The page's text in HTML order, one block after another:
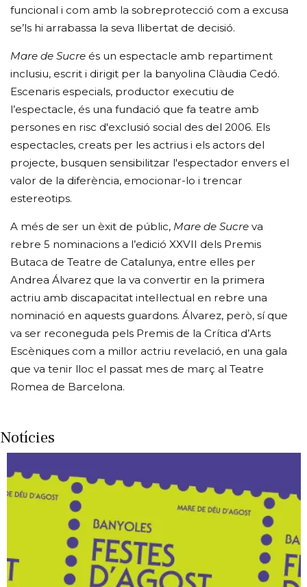
funcional i com amb la sobreprotecció com a excusa
se’ls hi arrabassa la seva llibertat de decisió.
Mare de Sucre és un espectacle amb repartiment
inclusiu, escrit i dirigit per la banyolina Clàudia Cedó.
Escenaris especials, productor executiu de
l’espectacle, és una fundació que fa teatre amb
persones en risc d'exclusió social des del 2006. Els
espectacles, creats per les actrius i els actors del
projecte, busquen sensibilitzar l'espectador envers el
valor de la diferència, emocionar-lo i trencar
estereotips.
A més de ser un èxit de públic, Mare de Sucre va
rebre 5 nominacions a l’edició XXVII dels Premis
Butaca de Teatre de Catalunya, entre elles per
Andrea Álvarez que la va convertir en la primera
actriu amb discapacitat intel·lectual en rebre una
nominació en aquests guardons. Álvarez, però, sí que
va ser reconeguda pels Premis de la Crítica d’Arts
Escèniques com a millor actriu revelació, en una gala
que va tenir lloc el passat mes de març al Teatre
Romea de Barcelona.
Notícies